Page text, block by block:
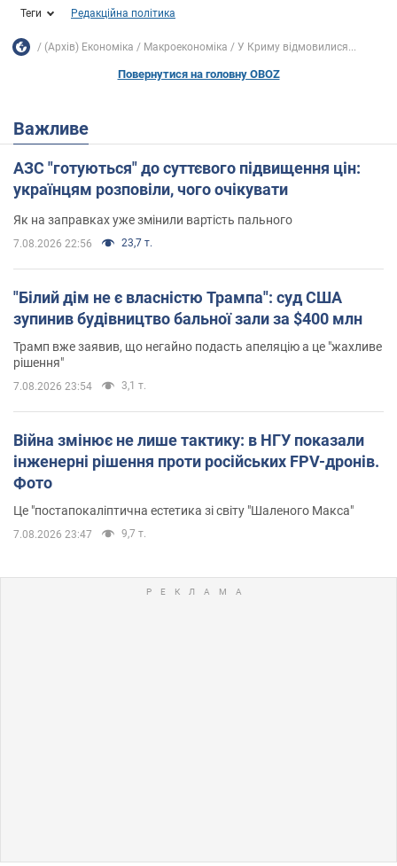
Теги Редакційна політика
(Архів) Економіка Mакроекономіка У Криму відмовилися...
Повернутися на головну OBOZ
Важливе
АЗС "готуються" до суттєвого підвищення цін:
українцям розповіли, чого очікувати
Як на заправках уже змінили вартість пального
7.08.2026 22:56 23,7 т.
"Білий дім не є власністю Трампа": суд США
зупинив будівництво бальної зали за $400 млн
Трамп вже заявив, що негайно подасть апеляцію а це "жахливе
рішення"
7.08.2026 23:54 3,1 т.
Війна змінює не лише тактику: в НГУ показали
інженерні рішення проти російських FPV-дронів.
Фото
Це "постапокаліптична естетика зі світу "Шаленого Макса"
7.08.2026 23:47 9,7 т.